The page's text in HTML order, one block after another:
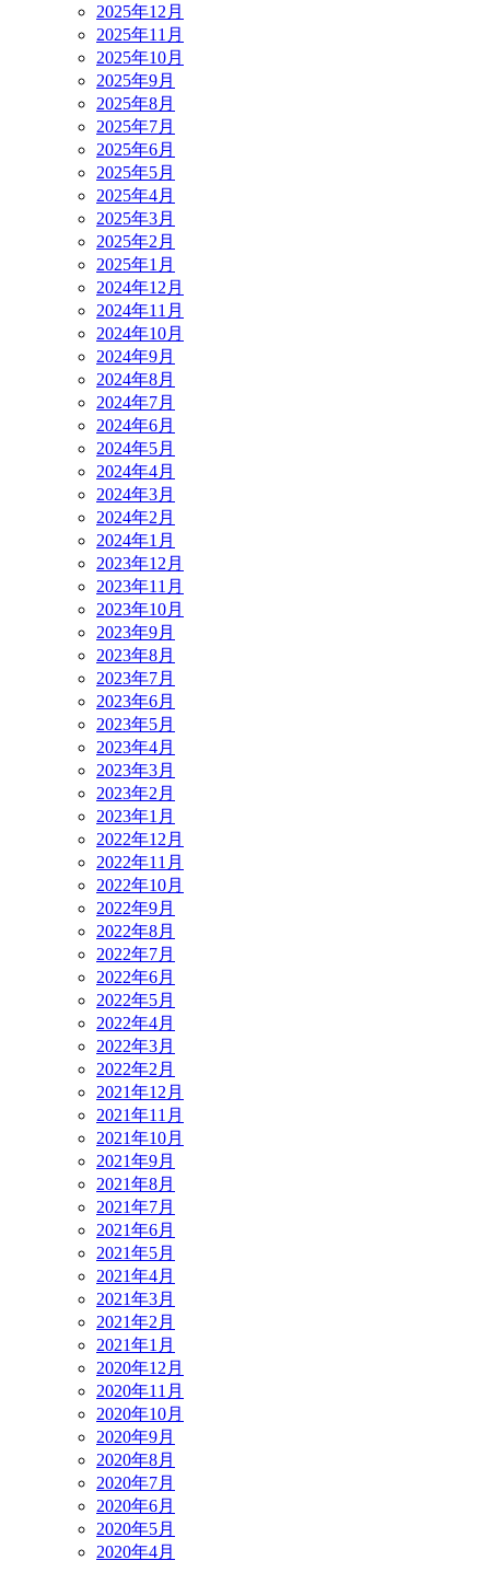
2025年12月
2025年11月
2025年10月
2025年9月
2025年8月
2025年7月
2025年6月
2025年5月
2025年4月
2025年3月
2025年2月
2025年1月
2024年12月
2024年11月
2024年10月
2024年9月
2024年8月
2024年7月
2024年6月
2024年5月
2024年4月
2024年3月
2024年2月
2024年1月
2023年12月
2023年11月
2023年10月
2023年9月
2023年8月
2023年7月
2023年6月
2023年5月
2023年4月
2023年3月
2023年2月
2023年1月
2022年12月
2022年11月
2022年10月
2022年9月
2022年8月
2022年7月
2022年6月
2022年5月
2022年4月
2022年3月
2022年2月
2021年12月
2021年11月
2021年10月
2021年9月
2021年8月
2021年7月
2021年6月
2021年5月
2021年4月
2021年3月
2021年2月
2021年1月
2020年12月
2020年11月
2020年10月
2020年9月
2020年8月
2020年7月
2020年6月
2020年5月
2020年4月